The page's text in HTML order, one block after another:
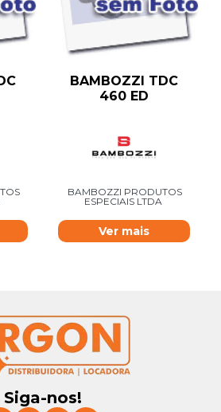
BAMBOZZI TDC
460 ED
BAMBOZZI PRODUTOS
ESPECIAIS LTDA
Ver mais
Siga-nos!